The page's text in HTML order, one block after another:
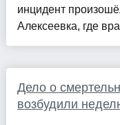
инцидент
Алексеевка, где
Дело о
возбудили